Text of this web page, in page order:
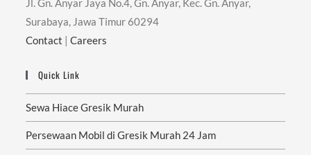
Surabaya, Jawa Timur 60294
Contact |Careers
Quick Link
Sewa Hiace Gresik Murah
Persewaan Mobil di Gresik Murah 24 Jam